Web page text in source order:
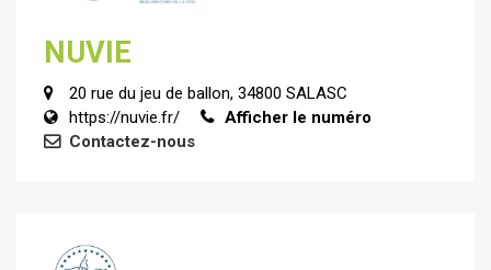
NUVIE
20 rue du jeu de ballon, 34800 SALASC
https://nuvie.fr/
Afficher le numéro
Contactez-nous